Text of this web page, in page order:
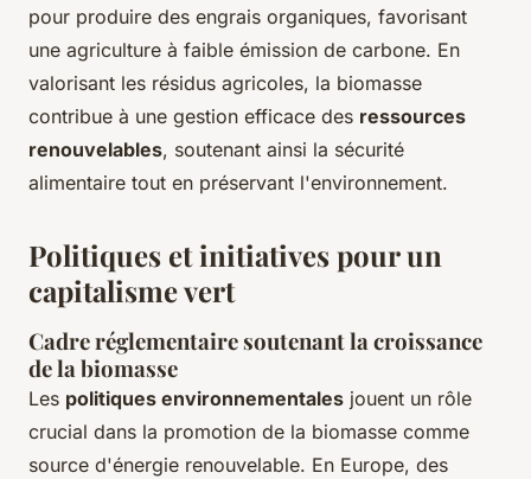
pour produire des engrais organiques, favorisant
une agriculture à faible émission de carbone. En
valorisant les résidus agricoles, la biomasse
contribue à une gestion efficace des ressources
renouvelables, soutenant ainsi la sécurité
alimentaire tout en préservant l'environnement.
Politiques et initiatives pour un
capitalisme vert
Cadre réglementaire soutenant la croissance
de la biomasse
Les politiques environnementales jouent un rôle
crucial dans la promotion de la biomasse comme
source d'énergie renouvelable. En Europe, des